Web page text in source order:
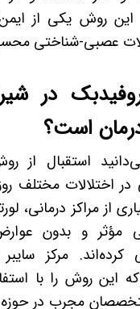
این روش یکی از
عصبی-شناختی
در
است؟
استقبال از
در اختلالات مختلف
از مراکز درمانی،
مؤثر و بدون
کرده‌اند. مرکز
این روش را با
مجرب در